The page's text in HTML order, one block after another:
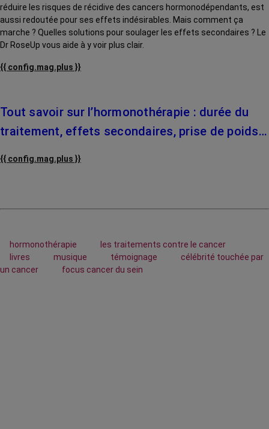
réduire les risques de récidive des cancers hormonodépendants, est
aussi redoutée pour ses effets indésirables. Mais comment ça
marche ? Quelles solutions pour soulager les effets secondaires ? Le
Dr RoseUp vous aide à y voir plus clair.
{{ config.mag.plus }}
Tout savoir sur l’hormonothérapie : durée du
traitement, effets secondaires, prise de poids…
{{ config.mag.plus }}
hormonothérapie
les traitements contre le cancer
livres
musique témoignage
célébrité touchée par
un cancer
focus cancer du sein